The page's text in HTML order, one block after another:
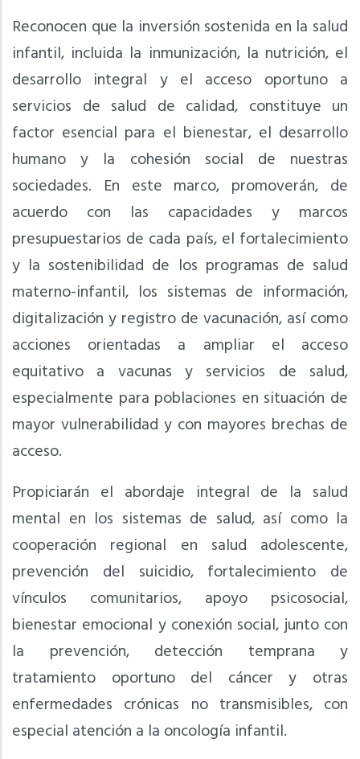
Reconocen que la inversión sostenida en la salud
infantil, incluida la inmunización, la nutrición, el
desarrollo integral y el acceso oportuno a
servicios de salud de calidad, constituye un
factor esencial para el bienestar, el desarrollo
humano y la cohesión social de nuestras
sociedades. En este marco, promoverán, de
acuerdo con las capacidades y marcos
presupuestarios de cada país, el fortalecimiento
y la sostenibilidad de los programas de salud
materno-infantil, los sistemas de información,
digitalización y registro de vacunación, así como
acciones orientadas a ampliar el acceso
equitativo a vacunas y servicios de salud,
especialmente para poblaciones en situación de
mayor vulnerabilidad y con mayores brechas de
acceso.
Propiciarán el abordaje integral de la salud
mental en los sistemas de salud, así como la
cooperación regional en salud adolescente,
prevención del suicidio, fortalecimiento de
vínculos comunitarios, apoyo psicosocial,
bienestar emocional y conexión social, junto con
la prevención, detección temprana y
tratamiento oportuno del cáncer y otras
enfermedades crónicas no transmisibles, con
especial atención a la oncología infantil.